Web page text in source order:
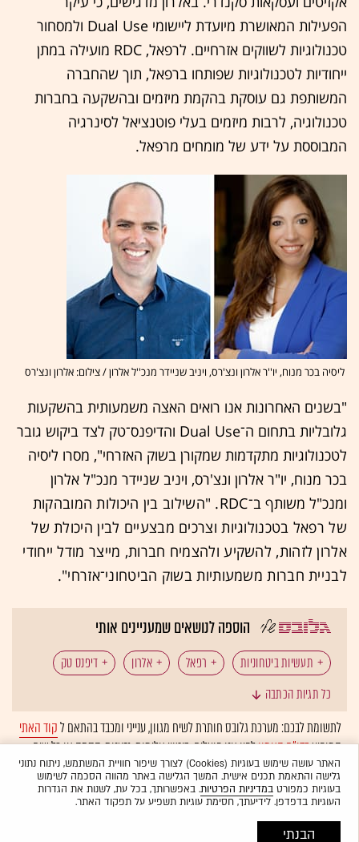
הפעילות המאושרת מיועדת ליישומי Dual Use ולמסחור
טכנולוגיות לשווקים אזרחיים. לרפאל, RDC מועילה במתן
ייחודיות לטכנולוגיות שפותחו ברפאל, תוך שהחברה
המשותפת גם עוסקת בהקמת מיזמים ובהשקעה בחברות
טכנולוגיה, לרבות מיזמים בעלי פוטנציאל לסינרגיה
המבוססת על ידע של מומחים מרפאל.
ליסיה בכר מנוח, יו''ר אלרון ונצ'רס, ויניב שניידר מנכ''ל אלרון / צילום: אלרון ונצ'רס
"בשנים האחרונות אנו רואים האצה משמעותית בהשקעות
גלובליות בתחום ה־Dual Use והדיפנס־טק לצד ביקוש גובר
לטכנולוגיות מתקדמות שמקורן בשוק האזרחי", מסרו ליסיה
בכר מנוח, יו"ר אלרון ונצ'רס, ויניב שניידר מנכ"ל אלרון
ומנכ"ל משותף ב־
RDC. "השילוב בין היכולות המובהקות
של רפאל בטכנולוגיות וצרכים מבצעיים לבין היכולת של
אלרון לזהות, להשקיע ולהצמיח חברות, מייצר מודל ייחודי
לבניית חברות משמעותיות בשוק הביטחוני־אזרחי".
הוספה לנושאים שמעניינים אותי
תעשיות ביטחוניות רפאל אלרון דיפנס טק
כל תגיות הכתבה
לתשומת לבכם: מערכת גלובס חותרת לשיח מגוון, ענייני ומכבד בהתאם לקוד האתי
המופיעבדו"ח האמוןלפיו אנו פועלים. ביטויי אלימות, גזענות, הסתה או כל שיח
בלתי הולם אחר מסוננים בצורהאוטומטיתולא יפורסמו באתר.
האתר עושה שימוש בעוגיות (Cookies) לצורך שיפור חוויית המשתמש, ניתוח נתוני
גלישה והתאמת תכנים אישית. המשך הגלישה באתר מהווה הסכמה לשימוש
בעוגיות כמפורטבמדיניות הפרטיות. באפשרותך, בכל עת, לשנות את הגדרות
העוגיות בדפדפן. לידיעתך, חסימת עוגיות תשפיע על תפקוד האתר.
הבנתי